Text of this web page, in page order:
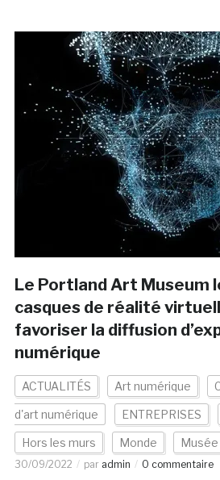
Le Portland Art Museum
casques de réalité
favoriser la diffusion
numérique
ACTUALITÉS Art numérique
d'art numérique ENTREPRISES
Hors les murs Monde Musée
30/09/2022 par admin 0 commentaire